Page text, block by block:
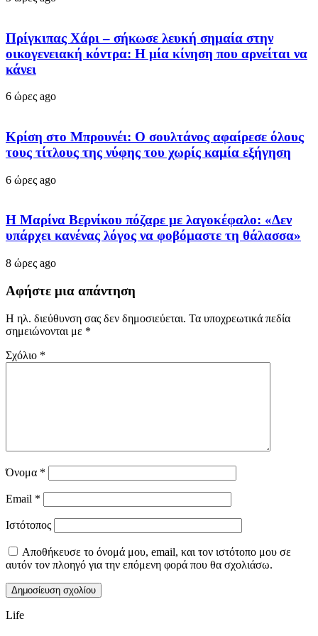
Πρίγκιπας Χάρι – σήκωσε λευκή σημαία στην
οικογενειακή κόντρα: Η μία κίνηση που αρνείται να
κάνει
6 ώρες ago
Κρίση στο Μπρουνέι: Ο σουλτάνος αφαίρεσε όλους
τους τίτλους της νύφης του χωρίς καμία εξήγηση
6 ώρες ago
Η Μαρίνα Βερνίκου πόζαρε με λαγοκέφαλο: «Δεν
υπάρχει κανένας λόγος να φοβόμαστε τη θάλασσα»
8 ώρες ago
Αφήστε μια απάντηση
Η ηλ. διεύθυνση σας δεν δημοσιεύεται. Τα υποχρεωτικά πεδία
σημειώνονται με *
Σχόλιο *
Όνομα *
Email *
Ιστότοπος
Αποθήκευσε το όνομά μου, email, και τον ιστότοπο μου σε
αυτόν τον πλοηγό για την επόμενη φορά που θα σχολιάσω.
Life